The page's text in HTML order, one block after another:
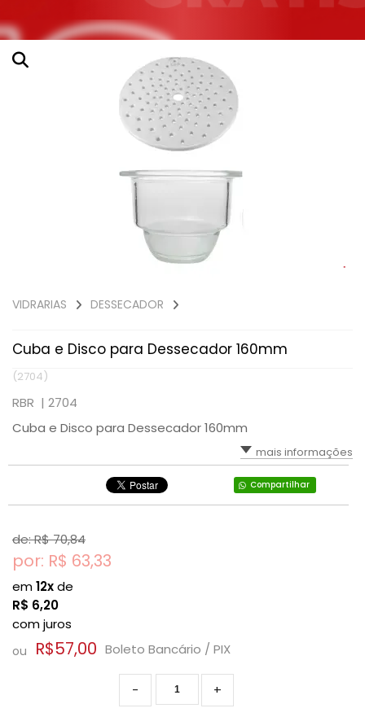
VIDRARIAS DESSECADOR
Cuba e Disco para Dessecador 160mm
(2704)
RBR | 2704
Cuba e Disco para Dessecador 160mm
mais informações
Compartilhar
de: R$70,84
por: R$ 63,33
em12xde
R$ 6,20
com juros
ou R$57,00 Boleto Bancário / PIX
+
-